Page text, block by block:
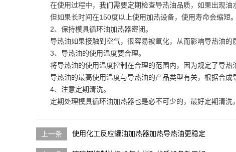
在使用过程中，我们需要定期检查导热油品质，如果出现油
但如果长时间在150度以上使用加热设备，使用寿命会缩短
2、保持模具循环油加热器密闭。
导热油如果接触到空气，很容易被氧化，从而影响导热油
3、导热油的使用温度要合理。
将导热油的使用温度控制在合理的范围内，因为规定了导
导热油的最高使用温度与导热油的产品类型有关，根据合成
4、注意定期清洗。
定期处理模具循环油加热器也是必不可少的，最好定期清洗
使用化工反应罐油加热器加热导热油更稳定